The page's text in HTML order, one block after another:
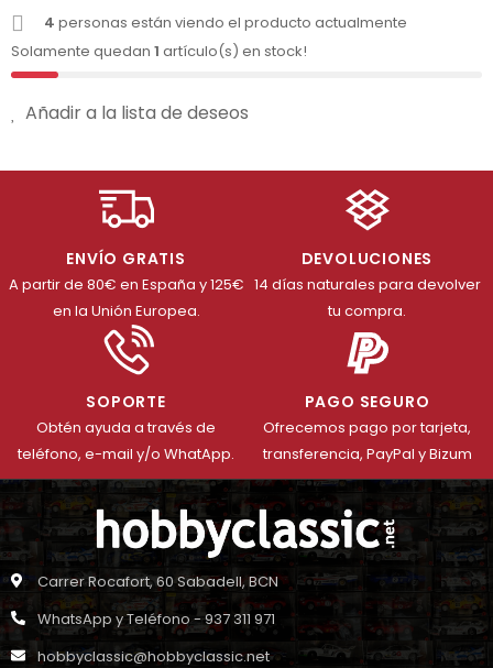
4 personas están viendo el producto actualmente
Solamente quedan 1 artículo(s) en stock!
Añadir a la lista de deseos
ENVÍO GRATIS
A partir de 80€ en España y 125€
en la Unión Europea.
DEVOLUCIONES
14 días naturales para devolver
tu compra.
SOPORTE
Obtén ayuda a través de
teléfono, e-mail y/o WhatApp.
PAGO SEGURO
Ofrecemos pago por tarjeta,
transferencia, PayPal y Bizum
Carrer Rocafort, 60 Sabadell, BCN
WhatsApp y Teléfono - 937 311 971
hobbyclassic@hobbyclassic.net